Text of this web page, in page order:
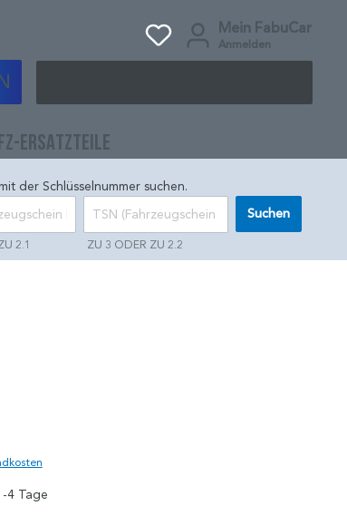
Mein FabuCar
Anmelden
ERSATZTEILE
der Schlüsselnummer suchen.
2.1 ZU 3 ODER ZU 2.2
Suchen
4 Tage